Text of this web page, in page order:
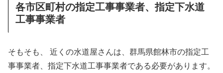
各市区町村の指定工事事業者、指定下水道
工事事業者
そもそも、 近くの水道屋さんは、群馬県館林市の指定工
事事業者、指定下水道工事事業者である必要があります。